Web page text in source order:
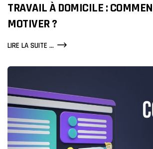
TRAVAIL À DOMICILE :
MOTIVER ?
LIRE LA SUITE ...TRAVAIL
DOMICILE
SE
MOTIVER
?